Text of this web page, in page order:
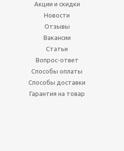
Акции и скидки
Новости
Отзывы
Вакансии
Статьи
Вопрос-ответ
Способы оплаты
Способы доставки
Гарантия на товар